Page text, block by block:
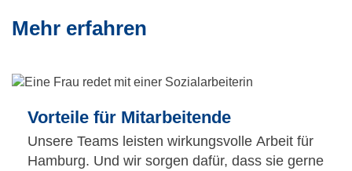
Mehr erfahren
Vorteile für Mitarbeitende
Unsere Teams leisten wirkungsvolle Arbeit für
Hamburg. Und wir sorgen dafür, dass sie gerne